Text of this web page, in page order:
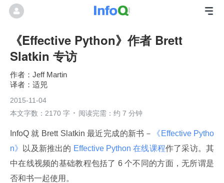
《Effective Python》作者 Brett
Slatkin 专访
Jeff Martin
适兕
2015-11-04
本文字数：2170 字
阅读完需：约 7 分钟
InfoQ 就 Brett Slatkin 最近完成的新书－
《Effective Pytho
n》
以及新推出的 Effective Python 在线课程作了采访。其
中在线视频的基础教程包括了 6 个不同的方面，无所谓是
否和书一起使用。